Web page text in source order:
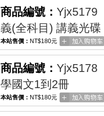
商品編號： Yjx5179
義(全科目) 講義光碟
本站售價： NT$180元
商品編號： Yjx5178
學國文1到2冊
本站售價： NT$180元